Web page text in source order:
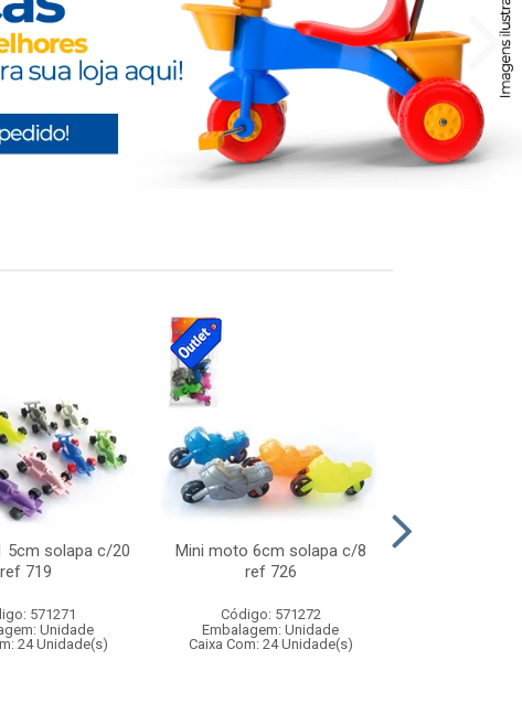
5cm solapa c/20
ref 719
571271
Unidade
24 Unidade(s)
Mini moto 6cm solapa c/8
ref 726
Código: 571272
Embalagem: Unidade
Caixa Com: 24 Unidade(s)